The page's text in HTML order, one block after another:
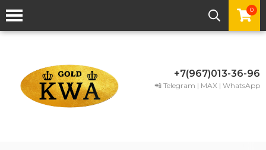
0
+7(967)013-36-96
📲 Telegram | MAX | WhatsApp